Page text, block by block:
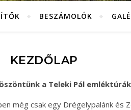
BESZÁMOLÓK
KEZDŐLAP
a Teleki Pál
még csak egy Drégelypalánk